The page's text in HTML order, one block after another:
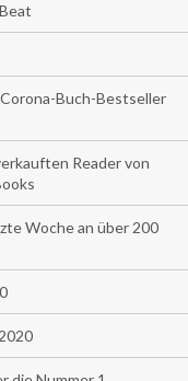
Buch-Bestseller
Reader von
Woche an über 200